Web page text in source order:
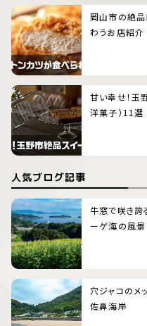
岡山市の絶品
わうお店紹介
甘い幸せ！玉
洋菓子）11選
人気ブログ記事
牛窓で咲き誇
ーゲ海の風景
穴ジャコのメ
佐鼻海岸